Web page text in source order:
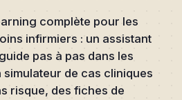
complète pour les
infirmiers : un assistant
pas à pas dans les
de cas cliniques
risque, des fiches de